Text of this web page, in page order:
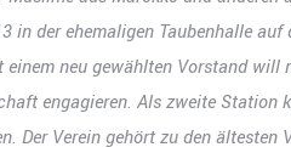
in der ehemaligen Taubenhalle
neu gewählten Vorstand
engagieren. Als zweite
Der Verein gehört zu den